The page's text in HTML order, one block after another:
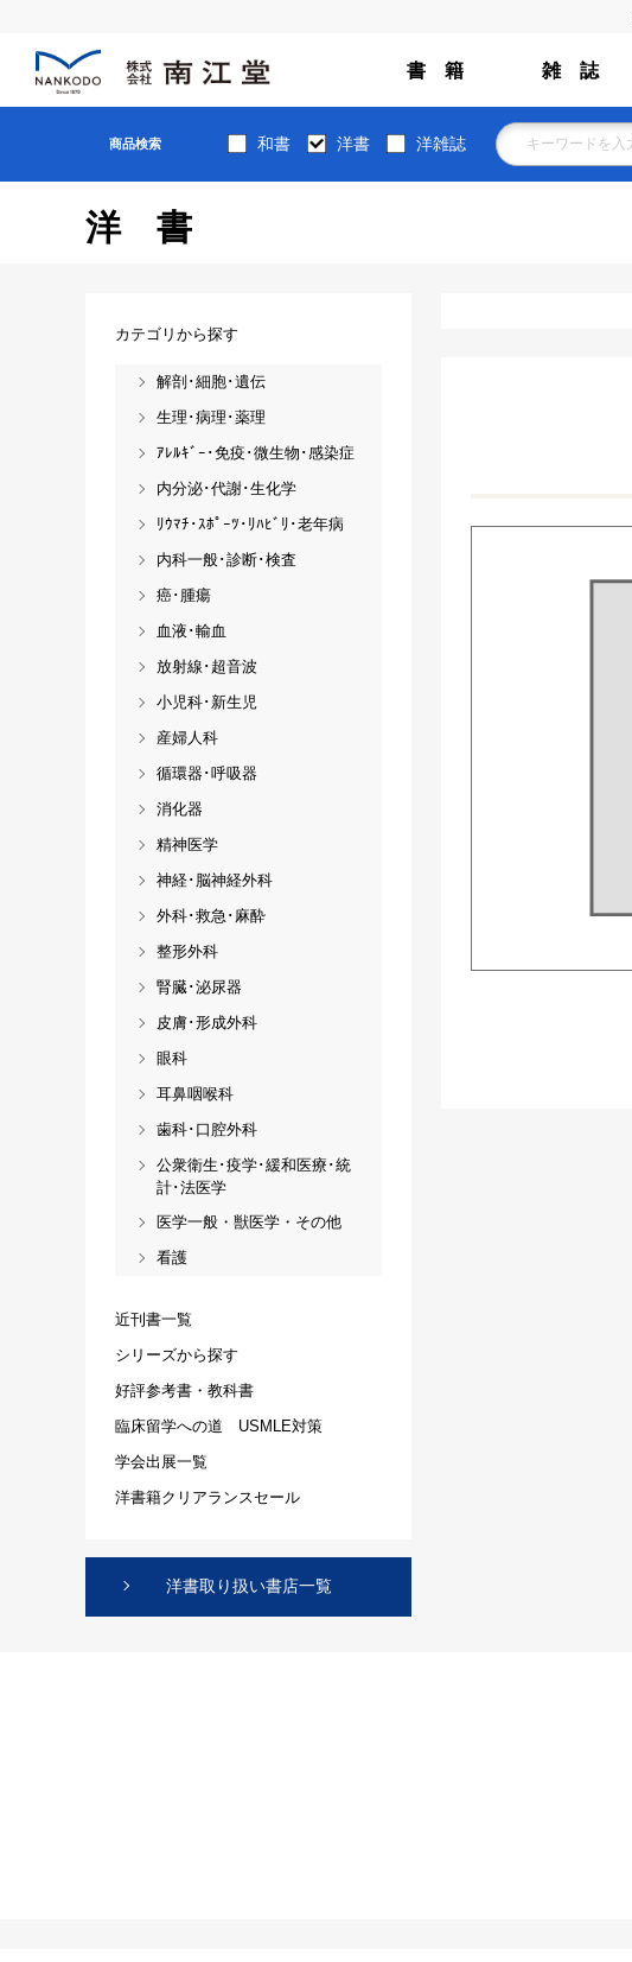
書 籍 雑 誌
商品検索 和書 洋書 洋雑誌
洋書
カテゴリから探す
解剖･細胞･遺伝
生理･病理･薬理
ｱﾚﾙｷﾞｰ･免疫･微生物･感染症
内分泌･代謝･生化学
ﾘｳﾏﾁ･ｽﾎﾟｰﾂ･ﾘﾊﾋﾞﾘ･老年病
内科一般･診断･検査
癌･腫瘍
血液･輸血
放射線･超音波
小児科･新生児
産婦人科
循環器･呼吸器
消化器
精神医学
神経･脳神経外科
外科･救急･麻酔
整形外科
腎臓･泌尿器
皮膚･形成外科
眼科
耳鼻咽喉科
歯科･口腔外科
公衆衛生･疫学･緩和医療･統
計･法医学
医学一般・獣医学・その他
看護
近刊書一覧
シリーズから探す
好評参考書・教科書
臨床留学への道 USMLE対策
学会出展一覧
洋書籍クリアランスセール
洋書取り扱い書店一覧